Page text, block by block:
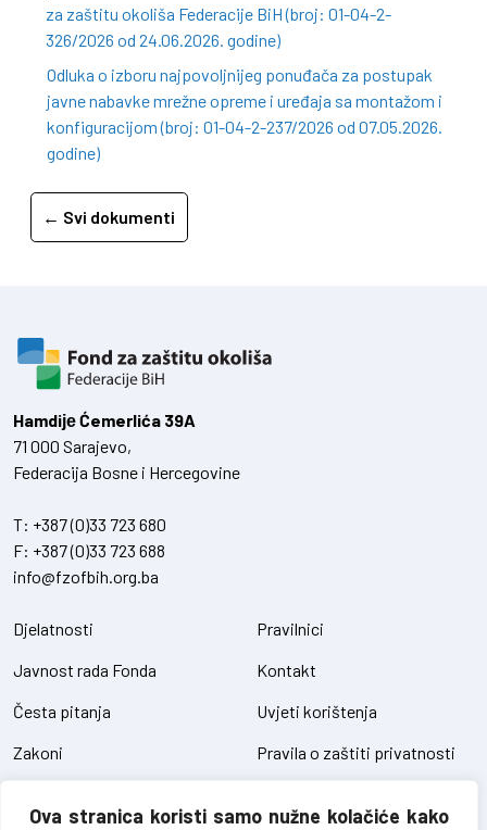
Ova stranica koristi samo nužne kolačiće kako
za zaštitu okoliša Federacije BiH (broj: 01-04-2-
326/2026 od 24.06.2026. godine)
Odluka o izboru najpovoljnijeg ponuđača za postupak
javne nabavke mrežne opreme i uređaja sa montažom i
konfiguracijom (broj: 01-04-2-237/2026 od 07.05.2026.
godine)
← Svi dokumenti
Hamdiје Ćemerlića 39A
71 000 Sarajevo,
Federacija Bosne i Hercegovine
T: +387 (0)33 723 680
F: +387 (0)33 723 688
info@fzofbih.org.ba
Djelatnosti
Javnost rada Fonda
Česta pitanja
Zakoni
Pravilnici
Kontakt
Uvjeti korištenja
Pravila o zaštiti privatnosti